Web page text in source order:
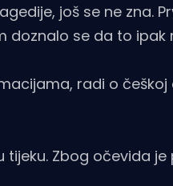
još se ne zna.
doznalo se da to ipak
radi o
tijeku. Zbog očevida